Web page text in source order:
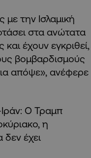
με την Ισλαμική
στα ανώτατα
και έχουν εγκριθεί,
βομβαρδισμούς
απόψε», ανέφερε
Ο Τραμπ
η
δεν έχει